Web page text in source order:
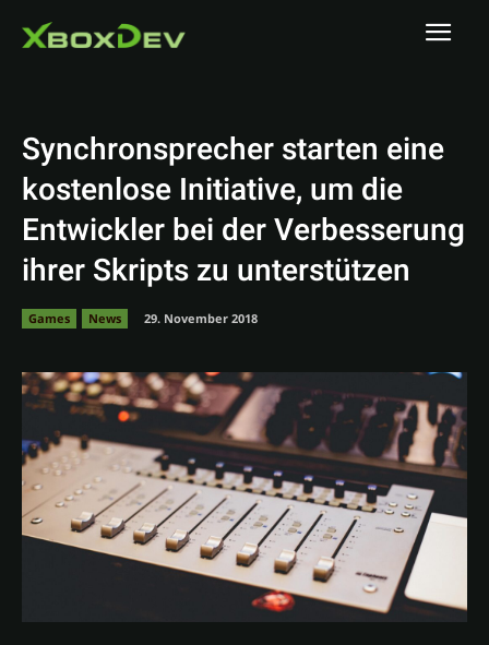
Synchronsprecher starten eine
kostenlose Initiative, um die
Entwickler bei der Verbesserung
ihrer Skripts zu unterstützen
Games News 29. November 2018